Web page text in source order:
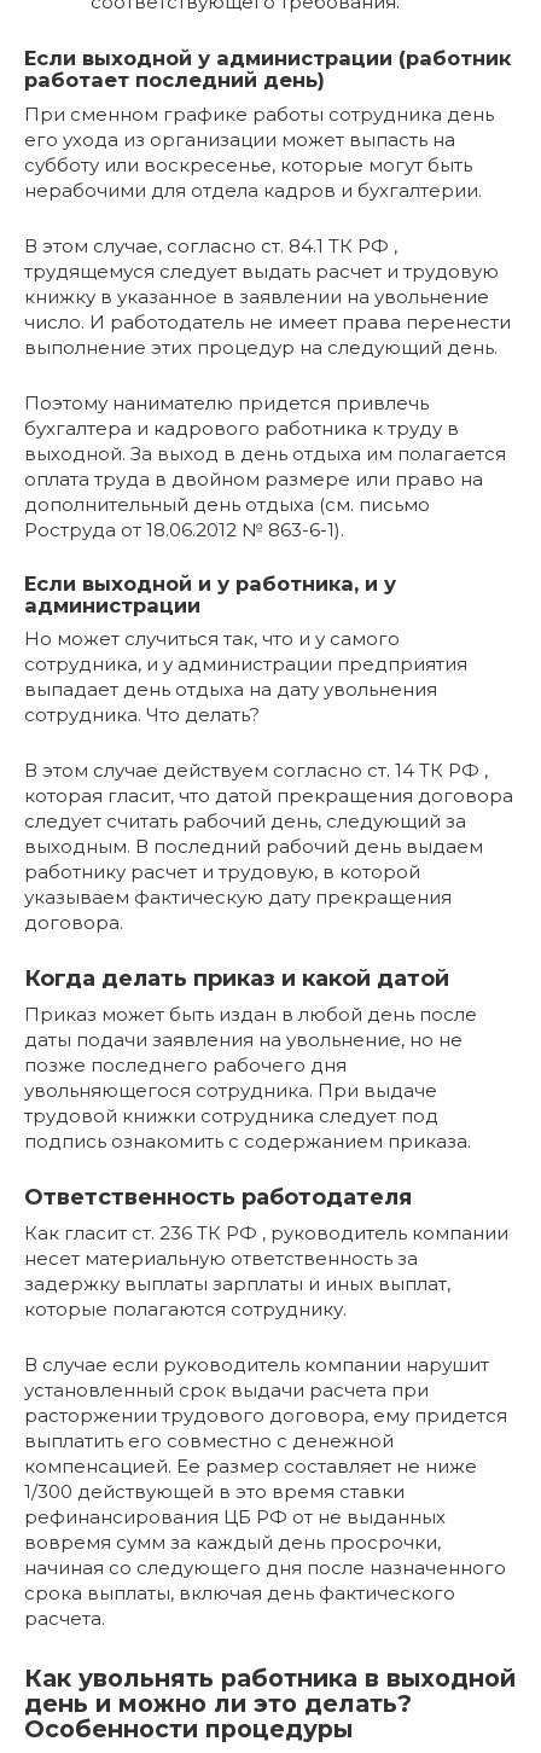
Если выходной у администрации (работник
работает последний день)
При сменном графике работы сотрудника день
его ухода из организации может выпасть на
субботу или воскресенье, которые могут быть
нерабочими для отдела кадров и бухгалтерии.
В этом случае, согласно ст. 84.1 ТК РФ ,
трудящемуся следует выдать расчет и трудовую
книжку в указанное в заявлении на увольнение
число. И работодатель не имеет права перенести
выполнение этих процедур на следующий день.
Поэтому нанимателю придется привлечь
бухгалтера и кадрового работника к труду в
выходной. За выход в день отдыха им полагается
оплата труда в двойном размере или право на
дополнительный день отдыха (см. письмо
Роструда от 18.06.2012 № 863-6-1).
Если выходной и у работника, и у
администрации
Но может случиться так, что и у самого
сотрудника, и у администрации предприятия
выпадает день отдыха на дату увольнения
сотрудника. Что делать?
В этом случае действуем согласно ст. 14 ТК РФ ,
которая гласит, что датой прекращения договора
следует считать рабочий день, следующий за
выходным. В последний рабочий день выдаем
работнику расчет и трудовую, в которой
указываем фактическую дату прекращения
договора.
Когда делать приказ и какой датой
Приказ может быть издан в любой день после
даты подачи заявления на увольнение, но не
позже последнего рабочего дня
увольняющегося сотрудника. При выдаче
трудовой книжки сотрудника следует под
подпись ознакомить с содержанием приказа.
Ответственность работодателя
Как гласит ст. 236 ТК РФ , руководитель компании
несет материальную ответственность за
задержку выплаты зарплаты и иных выплат,
которые полагаются сотруднику.
В случае если руководитель компании нарушит
установленный срок выдачи расчета при
расторжении трудового договора, ему придется
выплатить его совместно с денежной
компенсацией. Ее размер составляет не ниже
1/300 действующей в это время ставки
рефинансирования ЦБ РФ от не выданных
вовремя сумм за каждый день просрочки,
начиная со следующего дня после назначенного
срока выплаты, включая день фактического
расчета.
Как увольнять работника в выходной
день и можно ли это делать?
Особенности процедуры